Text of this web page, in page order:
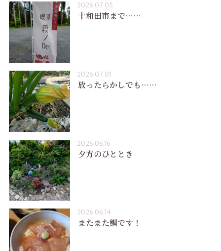
2026.07.05
十和田市まで……
2026.07.01
放ったらかしでも……
2026.06.16
夕方のひととき
2026.06.14
またまた鯛です！